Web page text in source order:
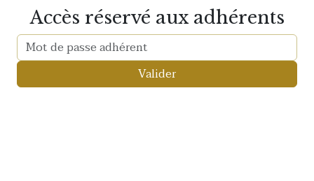
Accès réservé aux adhérents
Valider